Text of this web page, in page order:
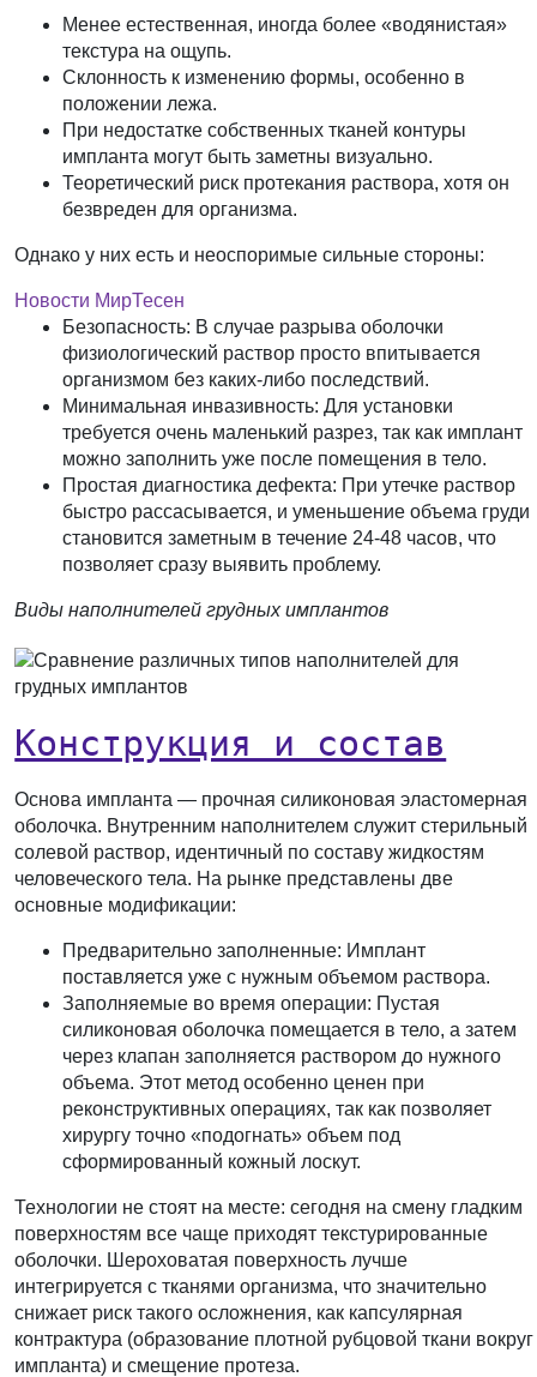
Менее естественная, иногда более «водянистая»
текстура на ощупь.
Склонность к изменению формы, особенно в
положении лежа.
При недостатке собственных тканей контуры
импланта могут быть заметны визуально.
Теоретический риск протекания раствора, хотя он
безвреден для организма.
Однако у них есть и неоспоримые сильные стороны:
Новости МирТесен
Безопасность: В случае разрыва оболочки
физиологический раствор просто впитывается
организмом без каких-либо последствий.
Минимальная инвазивность: Для установки
требуется очень маленький разрез, так как имплант
можно заполнить уже после помещения в тело.
Простая диагностика дефекта: При утечке раствор
быстро рассасывается, и уменьшение объема груди
становится заметным в течение 24-48 часов, что
позволяет сразу выявить проблему.
Виды наполнителей грудных имплантов
Конструкция и состав
Основа импланта — прочная силиконовая эластомерная
оболочка. Внутренним наполнителем служит стерильный
солевой раствор, идентичный по составу жидкостям
человеческого тела. На рынке представлены две
основные модификации:
Предварительно заполненные: Имплант
поставляется уже с нужным объемом раствора.
Заполняемые во время операции: Пустая
силиконовая оболочка помещается в тело, а затем
через клапан заполняется раствором до нужного
объема. Этот метод особенно ценен при
реконструктивных операциях, так как позволяет
хирургу точно «подогнать» объем под
сформированный кожный лоскут.
Технологии не стоят на месте: сегодня на смену гладким
поверхностям все чаще приходят текстурированные
оболочки. Шероховатая поверхность лучше
интегрируется с тканями организма, что значительно
снижает риск такого осложнения, как капсулярная
контрактура (образование плотной рубцовой ткани вокруг
импланта) и смещение протеза.